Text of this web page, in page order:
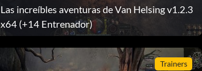
Las increíbles aventuras de Van Helsing v1.2.3
x64 (+14 Entrenador)
Trainers